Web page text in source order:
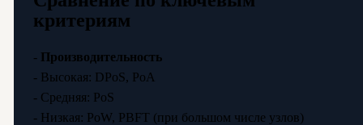
критериям
- Производительность
- Высокая: DPoS, PoA
- Средняя: PoS
- Низкая: PoW, PBFT (при большом числе узлов)